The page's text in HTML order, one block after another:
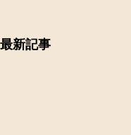
最新記事